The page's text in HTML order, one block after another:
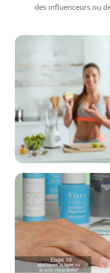
des influenceurs ou